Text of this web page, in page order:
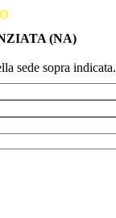
(NA)
sede sopra indicata.